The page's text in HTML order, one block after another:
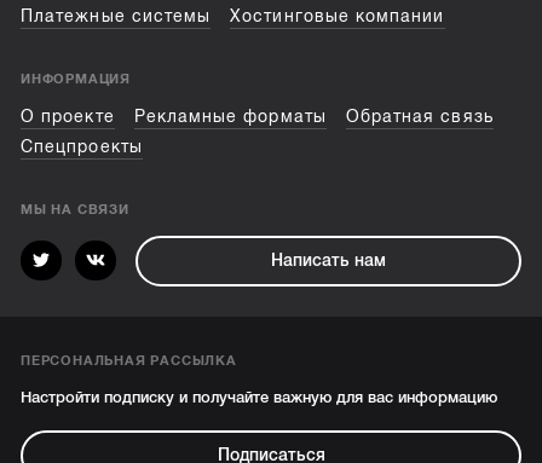
Платежные системы
Хостинговые компании
ИНФОРМАЦИЯ
О проекте Рекламные форматы
Обратная связь
Спецпроекты
МЫ НА СВЯЗИ
Написать нам
ПЕРСОНАЛЬНАЯ РАССЫЛКА
Настройти подписку и получайте важную для вас информацию
Подписаться